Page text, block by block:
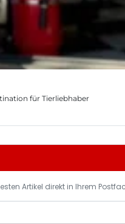
für Tierliebhaber
Artikel direkt in Ihrem